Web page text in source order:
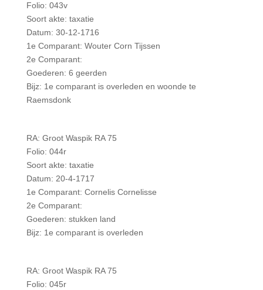
Folio: 043v
Soort akte: taxatie
Datum: 30-12-1716
1e Comparant: Wouter Corn Tijssen
2e Comparant:
Goederen: 6 geerden
Bijz: 1e comparant is overleden en woonde te
Raemsdonk
RA: Groot Waspik RA 75
Folio: 044r
Soort akte: taxatie
Datum: 20-4-1717
1e Comparant: Cornelis Cornelisse
2e Comparant:
Goederen: stukken land
Bijz: 1e comparant is overleden
RA: Groot Waspik RA 75
Folio: 045r